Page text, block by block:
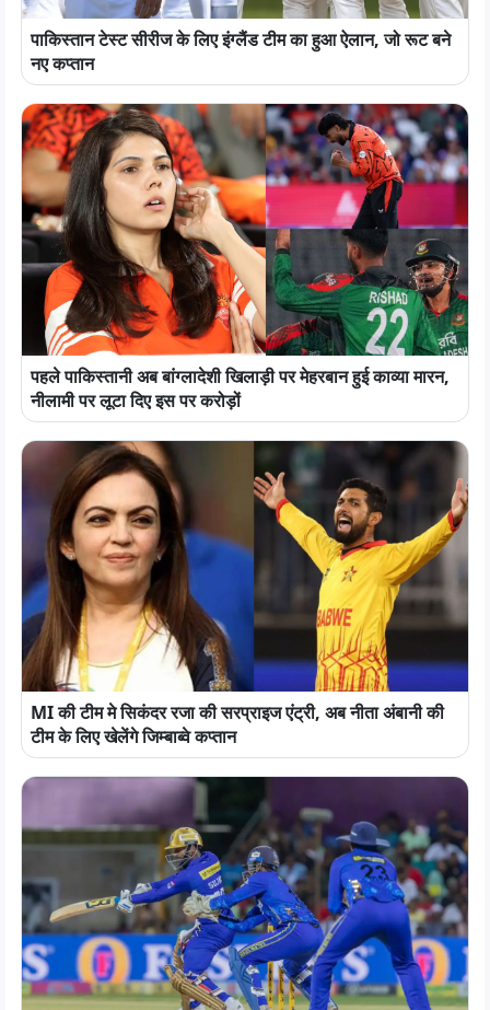
पाकिस्तान टेस्ट सीरीज के लिए इंग्लैंड टीम का हुआ ऐलान, जो रूट बने
नए कप्तान
पहले पाकिस्तानी अब बांग्लादेशी खिलाड़ी पर मेहरबान हुई काव्या मारन,
नीलामी पर लूटा दिए इस पर करोड़ों
MI की टीम मे सिकंदर रजा की सरप्राइज एंट्री, अब नीता अंबानी की
टीम के लिए खेलेंगे जिम्बाब्वे कप्तान